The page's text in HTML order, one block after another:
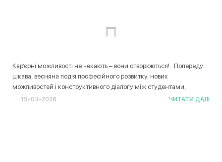
Кар’єрні можливості не чекають – вони створюються! Попереду
цікава, весняна подія професійного розвитку, нових
можливостей і конструктивного діалогу між студентами,
випускниками й роботодавцями. Національний університет
19-03-2026 ЧИТАТИ ДАЛІ